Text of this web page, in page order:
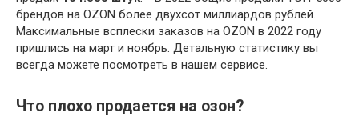
брендов на OZON более двухсот миллиардов рублей.
Максимальные всплески заказов на OZON в 2022 году
пришлись на март и ноябрь. Детальную статистику вы
всегда можете посмотреть в нашем сервисе.
Что плохо продается на озон?